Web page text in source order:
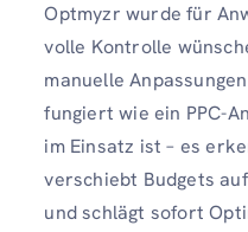
Optmyzr wurde für
volle Kontrolle
manuelle
fungiert wie ein PPC-
im Einsatz ist – es
verschiebt Budgets
und schlägt sofort